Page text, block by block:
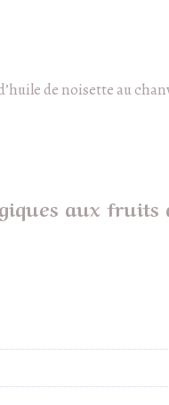
de noisette au
aux fruits